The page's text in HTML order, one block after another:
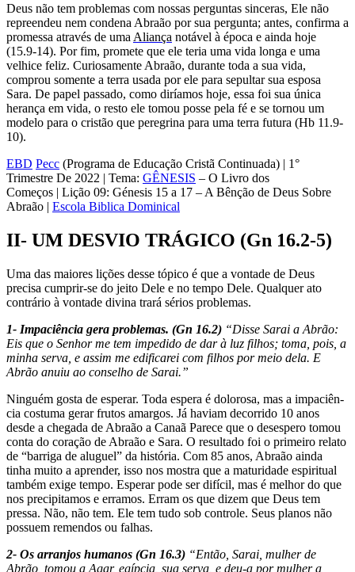
Deus não tem problemas com nossas perguntas sinceras, Ele não
repreendeu nem condena Abraão por sua pergunta; antes, confirma a
pro­messa através de uma Aliança notá­vel à época e ainda hoje
(15.9-14). Por fim, promete que ele teria uma vida longa e uma
velhice feliz. Curiosamente Abraão, durante toda a sua vida,
comprou somente a terra usada por ele para sepultar sua esposa
Sara. De papel passado, como diría­mos hoje, essa foi sua única
herança em vida, o resto ele tomou posse pela fé e se tornou um
modelo para o cristão que peregrina para uma terra futura (Hb 11.9-
10).
EBD Pecc (Programa de Educação Cristã Continuada) | 1°
Trimestre De 2022 | Tema: GÊNESIS – O Livro dos
Começos | Lição 09: Génesis 15 a 17 – A Bênção de Deus Sobre
Abraão | Escola Biblica Dominical
II- UM DESVIO TRÁGICO (Gn 16.2-5)
Uma das maiores lições desse tópico é que a vontade de Deus
precisa cumprir-se do jeito Dele e no tempo Dele. Qualquer ato
contrário à vontade divina trará sérios problemas.
1- Impaciência gera problemas. (Gn 16.2) “Disse Sarai a Abrão:
Eis que o Se­nhor me tem impedido de dar à luz filhos; toma, pois, a
minha serva, e assim me edificarei com filhos por meio dela. E
Abrão anuiu ao conse­lho de Sarai.”
Ninguém gosta de esperar. Toda espera é dolorosa, mas a impaciên­
cia costuma gerar frutos amargos. Já haviam decorrido 10 anos
desde a chegada de Abraão a Canaã Parece que o desespero tomou
conta do co­ração de Abraão e Sara. O resultado foi o primeiro relato
de “barriga de aluguel” da história. Com 85 anos, Abraão ainda
tinha muito a apren­der, isso nos mostra que a maturi­dade espiritual
também exige tem­po. Esperar pode ser difícil, mas é melhor do que
nos precipitamos e erramos. Erram os que dizem que Deus tem
pressa. Não, não tem. Ele tem tudo sob controle. Seus planos não
possuem remendos ou falhas.
2- Os arranjos humanos (Gn 16.3) “Então, Sarai, mulher de
Abrão, tomou a Agar, egípcia, sua serva, e deu-a por mulher a